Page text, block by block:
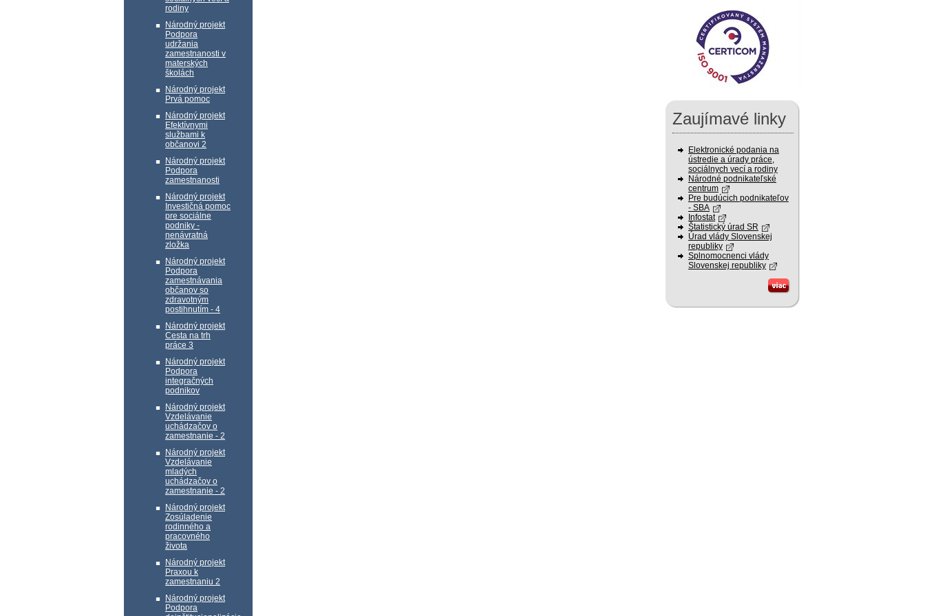
rodiny
Národný projekt
Podpora
udržania
zamestnanosti v
materských
školách
Národný projekt
Prvá pomoc
Národný projekt
Efektívnymi
službami k
občanovi 2
Národný projekt
Podpora
zamestnanosti
Národný projekt
Investičná pomoc
pre sociálne
podniky -
nenávratná
zložka
Národný projekt
Podpora
zamestnávania
občanov so
zdravotným
postihnutím - 4
Národný projekt
Cesta na trh
práce 3
Národný projekt
Podpora
integračných
podnikov
Národný projekt
Vzdelávanie
uchádzačov o
zamestnanie - 2
Národný projekt
Vzdelávanie
mladých
uchádzačov o
zamestnanie - 2
Národný projekt
Zosúladenie
rodinného a
pracovného
života
Národný projekt
Praxou k
zamestnaniu 2
Národný projekt
Podpora
Zaujímavé linky
Elektronické podania na
ústredie a úrady práce,
sociálnych vecí a rodiny
Národné podnikateľské
centrum
Pre budúcich podnikateľov
- SBA
Infostat
Štatistický úrad SR
Úrad vlády Slovenskej
republiky
Splnomocnenci vlády
Slovenskej republiky